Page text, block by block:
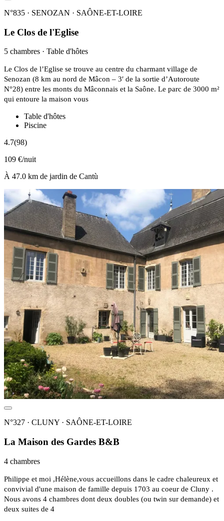
N°835 · SENOZAN · SAÔNE-ET-LOIRE
Le Clos de l'Eglise
5 chambres · Table d'hôtes
Le Clos de l’Eglise se trouve au centre du charmant village de
Senozan (8 km au nord de Mâcon – 3′ de la sortie d’Autoroute
N°28) entre les monts du Mâconnais et la Saône. Le parc de 3000 m²
qui entoure la maison vous
Table d'hôtes
Piscine
4.7(98)
109 €/nuit
À 47.0 km de jardin de Cantù
N°327 · CLUNY · SAÔNE-ET-LOIRE
La Maison des Gardes B&B
4 chambres
Philippe et moi ,Hélène,vous accueillons dans le cadre chaleureux et
convivial d'une maison de famille depuis 1703 au coeur de Cluny .
Nous avons 4 chambres dont deux doubles (ou twin sur demande) et
deux suites de 4